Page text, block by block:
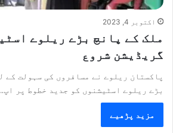
اکتوبر 4, 2023
ملک کے پانچ بڑے ریلوے
گریڈیشن شروع
پاکستان ریلوے نے مسافروں کی سہولت کے
بڑے ریلوے اسٹیشنوں کو جدید خطوط پر
مزید پڑھیے